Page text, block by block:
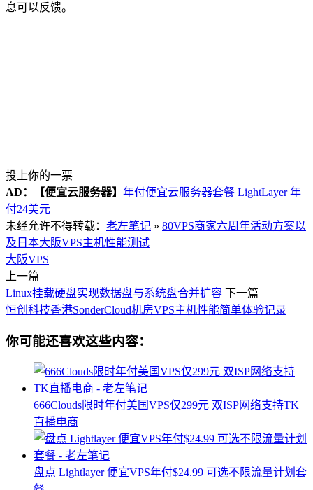
息可以反馈。
投上你的一票
AD：
【便宜云服务器】 年付便宜云服务器套餐 LightLayer 年
付24美元
未经允许不得转载： 老左笔记 » 80VPS商家六周年活动方案以
及日本大阪VPS主机性能测试
大阪VPS
上一篇
Linux挂载硬盘实现数据盘与系统盘合并扩容 下一篇
恒创科技香港SonderCloud机房VPS主机性能简单体验记录
你可能还喜欢这些内容：
666Clouds限时年付美国VPS仅299元 双ISP网络支持TK
直播电商
盘点 Lightlayer 便宜VPS年付$24.99 可选不限流量计划套